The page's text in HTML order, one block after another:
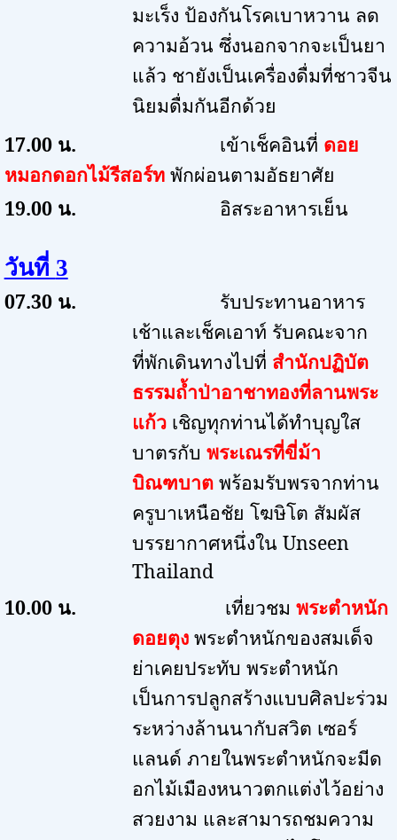
มะเร็ง ป้องกันโรคเบาหวาน ลด
ความอ้วน ซึ่งนอกจากจะเป็นยา
แล้ว ชายังเป็นเครื่องดื่มที่ชาวจีน
นิยมดื่มกันอีกด้วย
17.00 น. เข้าเช็คอินที่ ดอย
หมอกดอกไม้รีสอร์ท พักผ่อนตามอัธยาศัย
19.00 น. อิสระอาหารเย็น
วันที่ 3
07.30 น.
รับประทานอาหาร
เช้าและเช็คเอาท์ รับคณะจาก
ที่พักเดินทางไปที่ สำนักปฏิบัต
ธรรมถ้ำป่าอาชาทองที่ลานพระ
แก้ว เชิญทุกท่านได้ทำบุญใส
บาตรกับ พระเณรที่ขี่ม้า
บิณฑบาต พร้อมรับพรจากท่าน
ครูบาเหนือชัย โฆษิโต สัมผัส
บรรยากาศหนึ่งใน Unseen
Thailand
10.00 น. เที่ยวชม พระตำหนัก
ดอยตุง พระตำหนักของสมเด็จ
ย่าเคยประทับ พระตำหนัก
เป็นการปลูกสร้างแบบศิลปะร่วม
ระหว่างล้านนากับสวิต เซอร์
แลนด์ ภายในพระตำหนักจะมีด
อกไม้เมืองหนาวตกแต่งไว้อย่าง
สวยงาม และสามารถชมความ